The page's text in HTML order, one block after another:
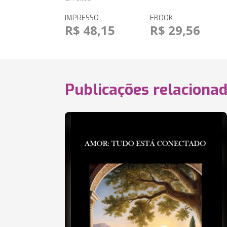
IMPRESSO
R$ 48,15
EBOOK
R$ 29,56
Publicações